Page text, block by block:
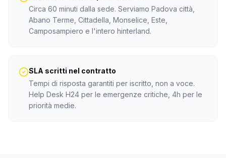
Circa 60 minuti dalla sede. Serviamo Padova città,
Abano Terme, Cittadella, Monselice, Este,
Camposampiero e l'intero hinterland.
SLA scritti nel contratto
Tempi di risposta garantiti per iscritto, non a voce.
Help Desk H24 per le emergenze critiche, 4h per le
priorità medie.